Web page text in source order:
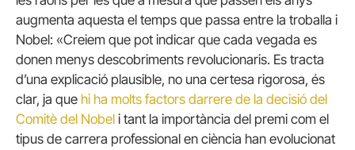
augmenta aquesta el temps que passa entre la troballa i
Nobel: «Creiem que pot indicar que cada vegada es
donen menys descobriments revolucionaris. Es tracta
d’una explicació plausible, no una certesa rigorosa, és
clar, ja que hi ha molts factors darrere de la decisió del
Comitè del Nobel i tant la importància del premi com el
tipus de carrera professional en ciència han evolucionat